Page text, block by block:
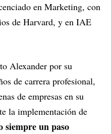
en Marketing, con
de Harvard, y en IAE
Alexander por su
de carrera profesional,
de empresas en su
la implementación de
siempre un paso